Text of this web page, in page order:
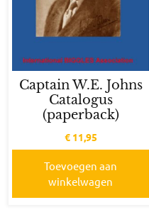
Captain W.E. Johns
Catalogus
(paperback)
€11,95
Toevoegen aan
winkelwagen